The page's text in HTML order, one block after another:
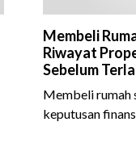
Membeli
Riwayat
Sebelum
Membeli rumah
keputusan